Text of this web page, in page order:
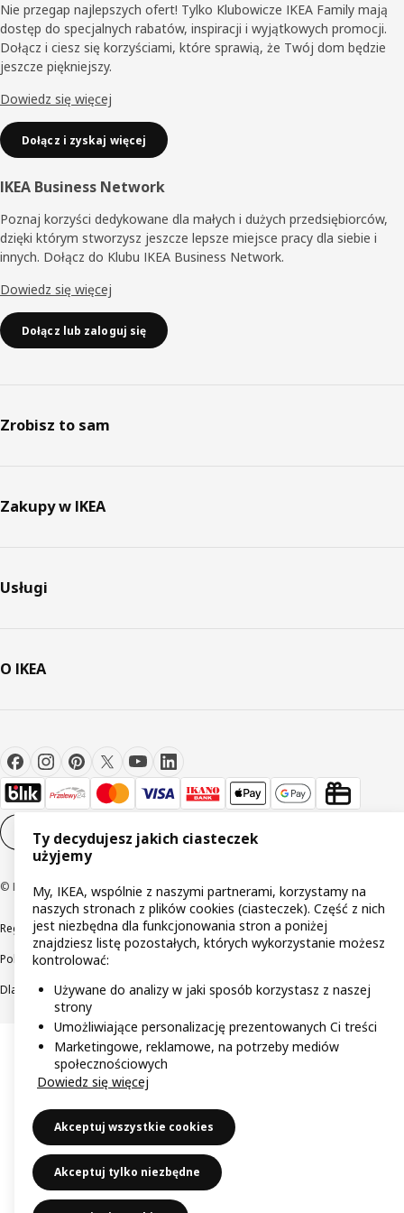
Nie przegap najlepszych ofert! Tylko Klubowicze IKEA Family mają
dostęp do specjalnych rabatów, inspiracji i wyjątkowych promocji.
Dołącz i ciesz się korzyściami, które sprawią, że Twój dom będzie
jeszcze piękniejszy.
Dowiedz się więcej
Dołącz i zyskaj więcej
IKEA Business Network
Poznaj korzyści dedykowane dla małych i dużych przedsiębiorców,
dzięki którym stworzysz jeszcze lepsze miejsce pracy dla siebie i
innych. Dołącz do Klubu IKEA Business Network.
Dowiedz się więcej
Dołącz lub zaloguj się
Zrobisz to sam
Zakupy w IKEA
Usługi
O IKEA
Ustawienia plików cookie
© Inter IKEA Systems B.V 1999-2026
RegulaminyPolityka prywatnościWycofane produkty
Polityka odpowiedzialnego ujawniania informacji
Dla akcjonariuszy IKEA Distribution
Ty decydujesz jakich ciasteczek
użyjemy
My, IKEA, wspólnie z naszymi partnerami, korzystamy na
naszych stronach z plików cookies (ciasteczek). Część z nich
jest niezbędna dla funkcjonowania stron a poniżej
znajdziesz listę pozostałych, których wykorzystanie możesz
kontrolować:
Używane do analizy w jaki sposób korzystasz z naszej
strony
Umożliwiające personalizację prezentowanych Ci treści
Marketingowe, reklamowe, na potrzeby mediów
społecznościowych
Dowiedz się więcej
Akceptuj wszystkie cookies
Akceptuj tylko niezbędne